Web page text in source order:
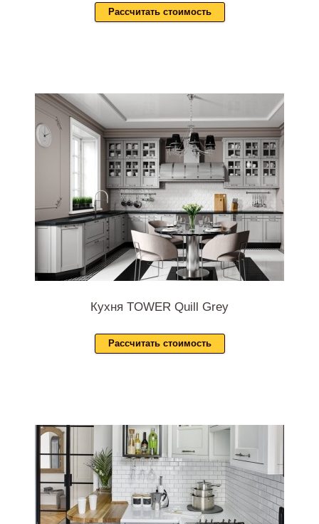
Рассчитать стоимость
Кухня TOWER Quill Grey
Рассчитать стоимость